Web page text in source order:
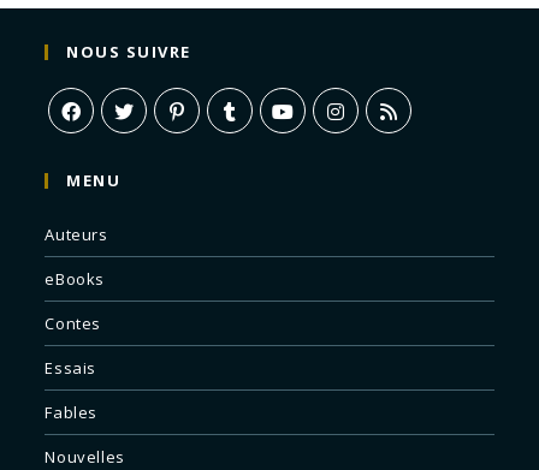
NOUS SUIVRE
MENU
Auteurs
eBooks
Contes
Essais
Fables
Nouvelles